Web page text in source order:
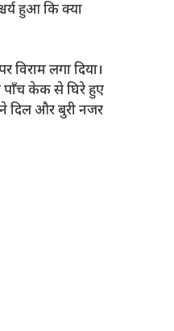
हुआ कि क्या
लगा दिया।
पाँच केक से घिरे हुए
दिल और बुरी नजर